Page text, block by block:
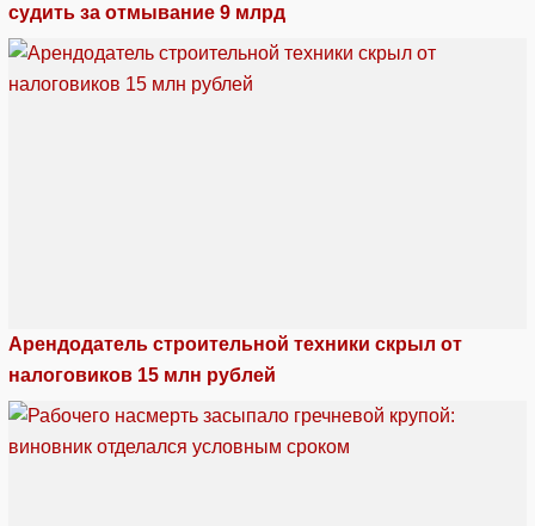
судить за отмывание 9 млрд
Арендодатель строительной техники скрыл от
налоговиков 15 млн рублей